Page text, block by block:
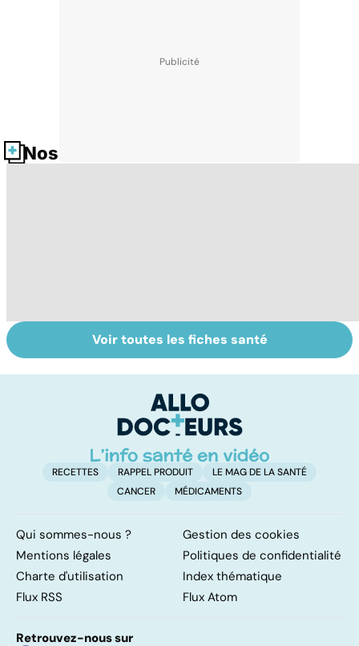
Nos fiches santé
Dérèglement
hormonal : et si
Tout savoir sur
les infections
Voir toutes les fiches santé
RECETTES RAPPEL PRODUIT
LE MAG DE LA SANTÉ
CANCER
MÉDICAMENTS
Qui sommes-nous ?
Gestion des cookies
Mentions légales
Politiques de confidentialité
Charte d'utilisation
Index thématique
Flux RSS
Flux Atom
Retrouvez-nous sur